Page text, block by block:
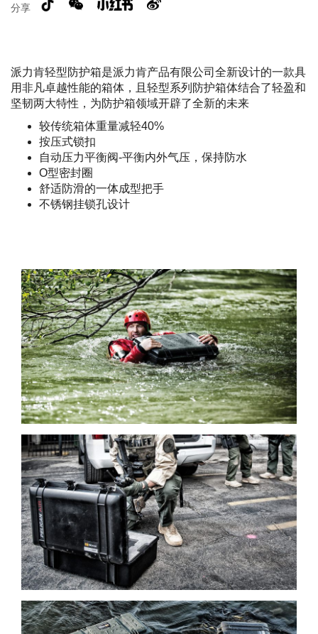
分享
派力肯轻型防护箱是派力肯产品有限公司全新设计的一款具
用非凡卓越性能的箱体，且轻型系列防护箱体结合了轻盈和
坚韧两大特性，为防护箱领域开辟了全新的未来
较传统箱体重量减轻40%
按压式锁扣
自动压力平衡阀-平衡内外气压，保持防水
O型密封圈
舒适防滑的一体成型把手
不锈钢挂锁孔设计